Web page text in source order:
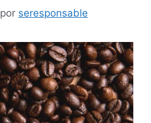
por seresponsable